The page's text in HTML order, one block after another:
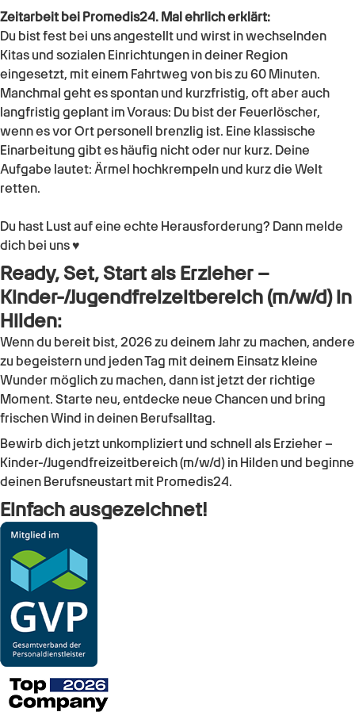
Zeitarbeit bei Promedis24. Mal ehrlich erklärt:
Du bist fest bei uns angestellt und wirst in wechselnden
Kitas und sozialen Einrichtungen in deiner Region
eingesetzt, mit einem Fahrtweg von bis zu 60 Minuten.
Manchmal geht es spontan und kurzfristig, oft aber auch
langfristig geplant im Voraus: Du bist der Feuerlöscher,
wenn es vor Ort personell brenzlig ist. Eine klassische
Einarbeitung gibt es häufig nicht oder nur kurz. Deine
Aufgabe lautet: Ärmel hochkrempeln und kurz die Welt
retten.
Du hast Lust auf eine echte Herausforderung? Dann melde
dich bei uns ♥
Ready, Set, Start als Erzieher –
Kinder-/Jugendfreizeitbereich (m/w/d) in
Hilden:
Wenn du bereit bist, 2026 zu deinem Jahr zu machen, andere
zu begeistern und jeden Tag mit deinem Einsatz kleine
Wunder möglich zu machen, dann ist jetzt der richtige
Moment. Starte neu, entdecke neue Chancen und bring
frischen Wind in deinen Berufsalltag.
Bewirb dich jetzt unkompliziert und schnell als Erzieher –
Kinder-/Jugendfreizeitbereich (m/w/d) in Hilden und beginne
deinen Berufsneustart mit Promedis24.
Einfach ausgezeichnet!